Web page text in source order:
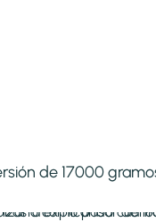
de 17000